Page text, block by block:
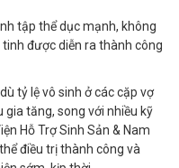
tập thể dục mạnh, không
được diễn ra thành công
tỷ lệ vô sinh ở các cặp vợ
gia tăng, song với nhiều kỹ
Hỗ Trợ Sinh Sản & Nam
điều trị thành công và